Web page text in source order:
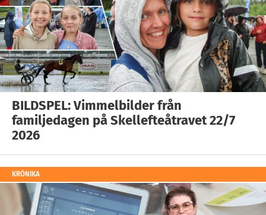
BILDSPEL: Vimmelbilder från
familjedagen på Skellefteåtravet 22/7
2026
KRÖNIKA